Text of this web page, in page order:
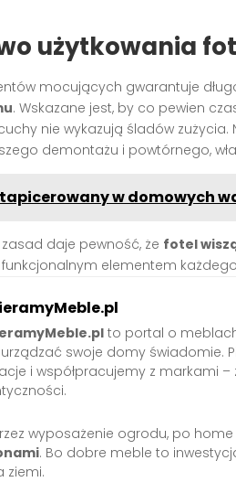
użytkowania
mocujących gwarantuje
. Wskazane jest, by co pewien
nie wykazują śladów
demontażu i powtórnego,
w domowych
daje pewność, że fotel
elementem
to portal o
swoje domy świadomie.
i współpracujemy z markami
wyposażenie ogrodu, po
. Bo dobre meble to
ziemi.